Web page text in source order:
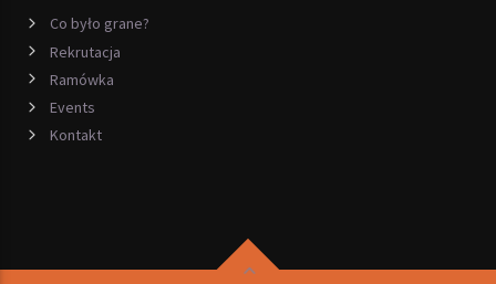
Co było grane?
Rekrutacja
Ramówka
Events
Kontakt